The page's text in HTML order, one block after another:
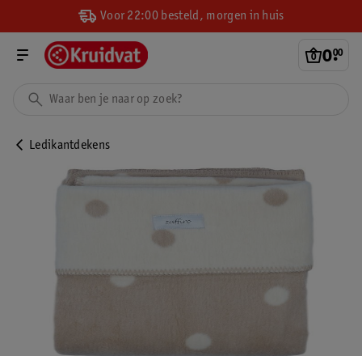
Voor 22:00 besteld, morgen in huis
0.
00
Ledikantdekens